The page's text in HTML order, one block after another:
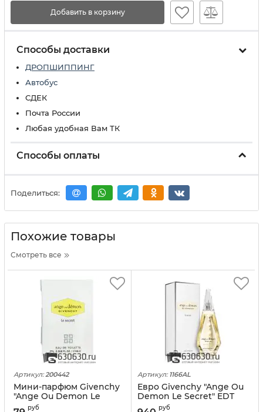
Добавить в корзину
Способы доставки
ДРОПШИППИНГ
Автобус
СДЕК
Почта России
Любая удобная Вам ТК
Способы оплаты
Поделиться:
Похожие товары
Смотреть все
Артикул: 200442
Мини-парфюм Givenchy
"Ange Ou Demon Le
Secret" 2 ml
руб
Артикул: 1166AL
Евро Givenchy "Ange Ou
Demon Le Secret" EDT
100 ml оптом
руб